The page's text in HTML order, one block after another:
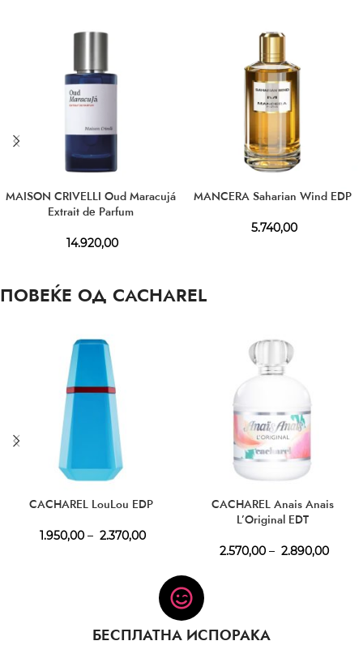
MAISON CRIVELLI Oud Maracujá
Extrait de Parfum
14.920,00
MANCERA Saharian Wind EDP
5.740,00
ПОВЕЌЕ ОД CACHAREL
CACHAREL LouLou EDP
1.950,00 – 2.370,00
CACHAREL Anais Anais
L’Original EDT
2.570,00 – 2.890,00
БЕСПЛАТНА ИСПОРАКА